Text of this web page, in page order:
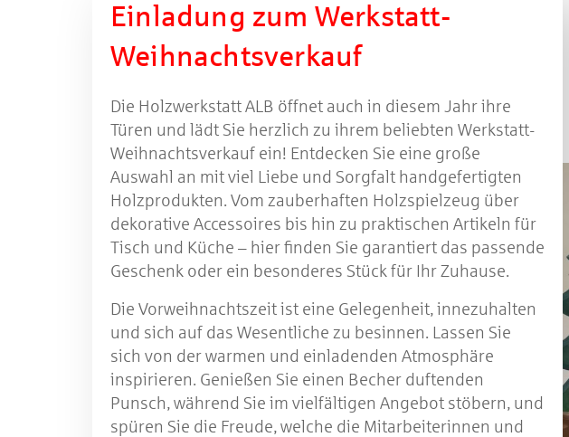
Einladung zum Werkstatt-
Weihnachtsverkauf
Die Holzwerkstatt ALB öffnet auch in diesem Jahr ihre
Türen und lädt Sie herzlich zu ihrem beliebten Werkstatt-
Weihnachtsverkauf ein! Entdecken Sie eine große
Auswahl an mit viel Liebe und Sorgfalt handgefertigten
Holzprodukten. Vom zauberhaften Holzspielzeug über
dekorative Accessoires bis hin zu praktischen Artikeln für
Tisch und Küche – hier finden Sie garantiert das passende
Geschenk oder ein besonderes Stück für Ihr Zuhause.
Die Vorweihnachtszeit ist eine Gelegenheit, innezuhalten
und sich auf das Wesentliche zu besinnen. Lassen Sie
sich von der warmen und einladenden Atmosphäre
inspirieren. Genießen Sie einen Becher duftenden
Punsch, während Sie im vielfältigen Angebot stöbern, und
spüren Sie die Freude, welche die Mitarbeiterinnen und